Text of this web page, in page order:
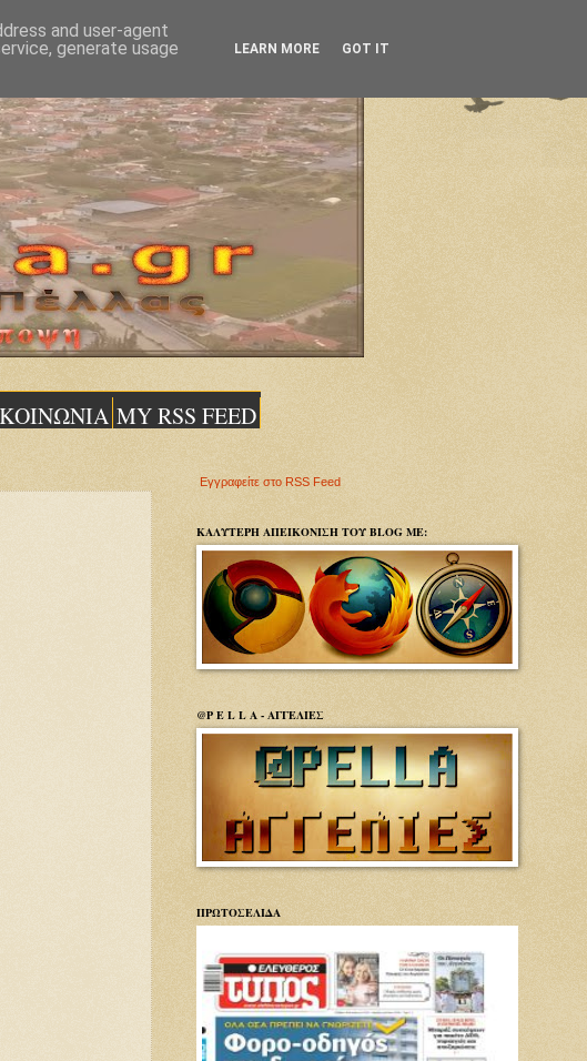
MY RSS FEED
Εγγραφείτε στο RSS Feed
ΚΑΛΥΤΕΡΗ ΑΠΕΙΚΟΝΙΣΗ ΤΟΥ BLOG ΜΕ:
@P E L L A - ΑΓΓΕΛΙΕΣ
ΠΡΩΤΟΣΕΛΙΔΑ
and user-agent
generate usage
LEARN MORE GOT IT